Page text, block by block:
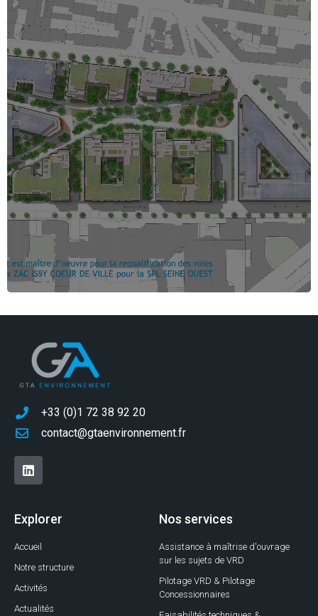
Élaboration de scénario d’aménagement.
Détermination des fondamentaux.
Réalisation de schéma directeurs.
Pré-dimensionnements EP, Electrique, BAV,
Voiries.
Estimations sommaires.
+33 (0)1 72 38 92 20
contact@gtaenvironnement.fr
Explorer
Accueil
Notre structure
Activités
Actualités
Nos services
Assistance à maîtrise d'ouvrage
sur les sujets de VRD
Pilotage VRD & Pilotage
Concessionnaires